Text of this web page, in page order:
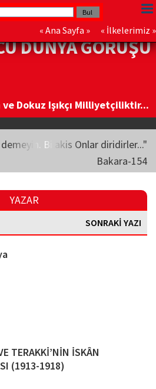
« Ana Sayfa » « İlkelerimiz »
DÜNYA GÖRÜŞÜ
Dokuz Işıkçı Milliyetçiliktir...
Bilakis Onlar diridirler..."
Bakara-154
YAZAR
SONRAKİ YAZI
TERAKKİ’NİN İSKÂN
(1913-1918)